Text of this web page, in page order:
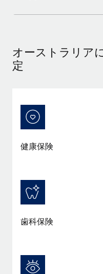
詳細を見る
オーストラリア
定
健康保険
歯科保険